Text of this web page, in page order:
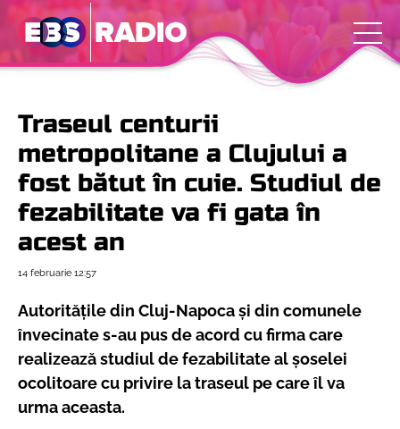
Traseul centurii
metropolitane a Clujului a
fost bătut în cuie. Studiul de
fezabilitate va fi gata în
acest an
14 februarie 12:57
Autoritățile din Cluj-Napoca și din comunele
învecinate s-au pus de acord cu firma care
realizează studiul de fezabilitate al șoselei
ocolitoare cu privire la traseul pe care îl va
urma aceasta.